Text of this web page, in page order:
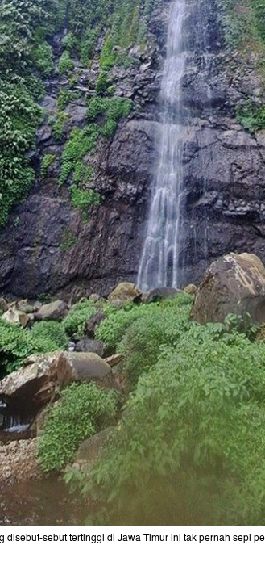
disebut-sebut tertinggi di Jawa Timur ini tak pernah sepi